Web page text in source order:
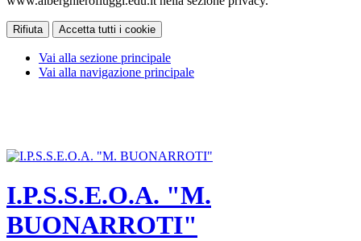
Rifiuta Accetta tutti i cookie
Vai alla sezione principale
Vai alla navigazione principale
I.P.S.S.E.O.A. "M.
BUONARROTI"